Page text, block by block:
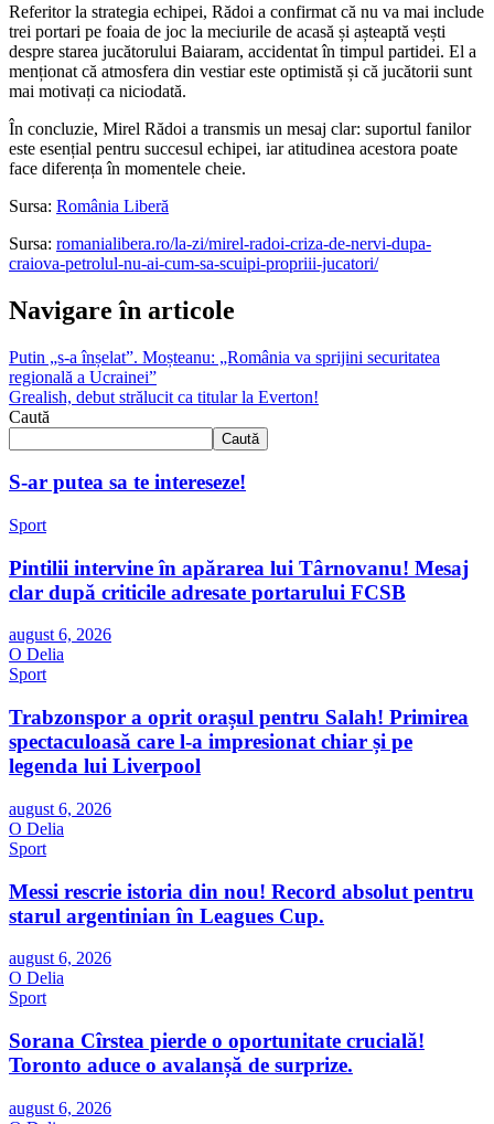
Referitor la strategia echipei, Rădoi a confirmat că nu va mai include
trei portari pe foaia de joc la meciurile de acasă și așteaptă vești
despre starea jucătorului Baiaram, accidentat în timpul partidei. El a
menționat că atmosfera din vestiar este optimistă și că jucătorii sunt
mai motivați ca niciodată.
În concluzie, Mirel Rădoi a transmis un mesaj clar: suportul fanilor
este esențial pentru succesul echipei, iar atitudinea acestora poate
face diferența în momentele cheie.
Sursa: România Liberă
Sursa: romanialibera.ro/la-zi/mirel-radoi-criza-de-nervi-dupa-
craiova-petrolul-nu-ai-cum-sa-scuipi-propriii-jucatori/
Navigare în articole
Putin „s-a înșelat”. Moșteanu: „România va sprijini securitatea
regională a Ucrainei”
Grealish, debut strălucit ca titular la Everton!
Caută
Caută
S-ar putea sa te intereseze!
Sport
Pintilii intervine în apărarea lui Târnovanu! Mesaj
clar după criticile adresate portarului FCSB
august 6, 2026
O Delia
Sport
Trabzonspor a oprit orașul pentru Salah! Primirea
spectaculoasă care l-a impresionat chiar și pe
legenda lui Liverpool
august 6, 2026
O Delia
Sport
Messi rescrie istoria din nou! Record absolut pentru
starul argentinian în Leagues Cup.
august 6, 2026
O Delia
Sport
Sorana Cîrstea pierde o oportunitate crucială!
Toronto aduce o avalanșă de surprize.
august 6, 2026